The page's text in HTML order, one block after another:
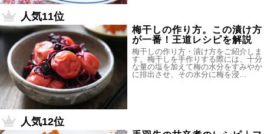
人気11位
梅干しの作り方。この漬け方
が一番！王道レシピを解説
梅干しの作り方・漬け方をご紹介しま
す。梅干しを手作りする際には、十分
な量の塩を加えて梅の水分をすみやか
に排出させ、その水分に梅を浸…
人気12位